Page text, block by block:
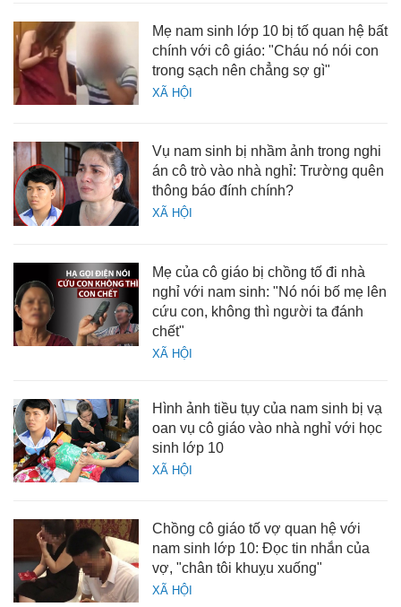
XÃ HỘI
Mẹ nam sinh lớp 10 bị tố quan hệ bất
chính với cô giáo: "Cháu nó nói con
trong sạch nên chẳng sợ gì"
XÃ HỘI
Vụ nam sinh bị nhầm ảnh trong nghi
án cô trò vào nhà nghỉ: Trường quên
thông báo đính chính?
XÃ HỘI
Mẹ của cô giáo bị chồng tố đi nhà
nghỉ với nam sinh: "Nó nói bố mẹ lên
cứu con, không thì người ta đánh
chết"
XÃ HỘI
Hình ảnh tiều tụy của nam sinh bị vạ
oan vụ cô giáo vào nhà nghỉ với học
sinh lớp 10
XÃ HỘI
Chồng cô giáo tố vợ quan hệ với
nam sinh lớp 10: Đọc tin nhắn của
vợ, "chân tôi khuỵu xuống"